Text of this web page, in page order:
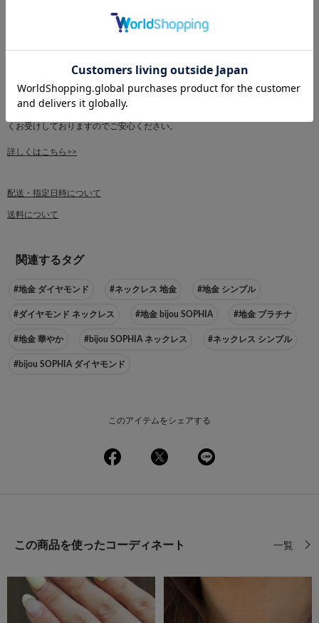
【受注作成】ボタンでのご注文は、ご注文後に一から新しく作成する場合と、
▽新規作成の場合：ご注文から40日以内に発送
▽取り寄せの場合：ご注文から20日以内に発送（最短ご注文4日後）
くお受けしておりますのでご安心ください。
詳しくはこちら>>
配送・指定日時について
送料について
関連するタグ
#地金 ダイヤモンド #ネックレス 地金 #地金 シンプル
#ダイヤモンド ネックレス #地金 bijou SOPHIA #地金 プラチナ
#地金 華やか #bijou SOPHIA ネックレス #ネックレス シンプル
#bijou SOPHIA ダイヤモンド
このアイテムをシェアする
この商品を使ったコーディネート 一覧